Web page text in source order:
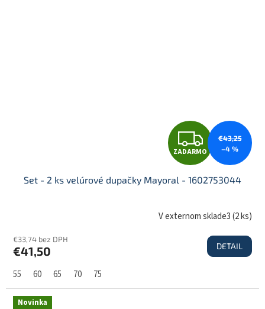
Z
A
D
A
R
ZADARMO
€43,25
–4 %
Set - 2 ks velúrové dupačky Mayoral - 1602753044
V externom sklade3(2 ks)
€33,74 bez DPH
€41,50 DETAIL
55 60 65 70 75
Novinka